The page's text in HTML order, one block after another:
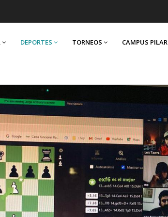
DEPORTES TORNEOS CAMPUS PILAR